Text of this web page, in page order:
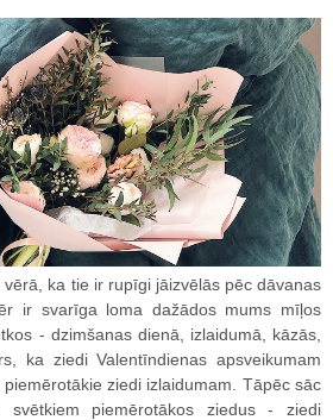
ka tie ir rupīgi jāizvēlās pēc dāvanas
ir svarīga loma dažādos mums mīļos
- dzimšanas dienā, izlaidumā, kāzās,
ka ziedi Valentīndienas apsveikumam
ziedi izlaidumam. Tāpēc sāc
svētkiem piemērotākos ziedus - ziedi